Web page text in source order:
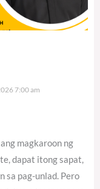
7:00 am
magkaroon ng
dapat itong sapat,
sa pag-unlad. Pero